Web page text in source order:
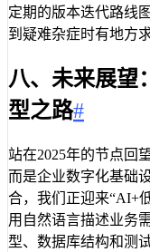
定期的版本迭代路线
到疑难杂症时有地方
八、未来展望
型之路#
站在2025年的节点回
而是企业数字化基础
合，我们正迎来“AI+
用自然语言描述业务
型、数据库结构和测